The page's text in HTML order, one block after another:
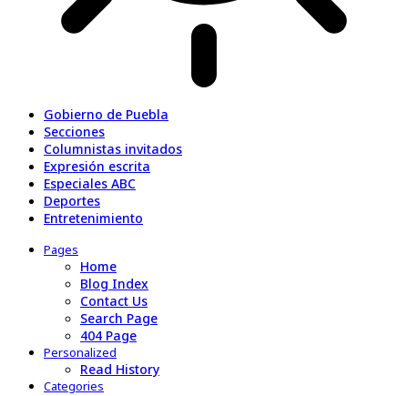
Gobierno de Puebla
Secciones
Columnistas invitados
Expresión escrita
Especiales ABC
Deportes
Entretenimiento
Pages
Home
Blog Index
Contact Us
Search Page
404 Page
Personalized
Read History
Categories